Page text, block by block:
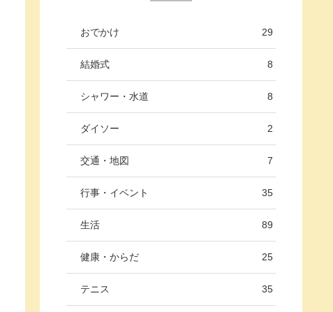
おでかけ 29
結婚式 8
シャワー・水道 8
ダイソー 2
交通・地図 7
行事・イベント 35
生活 89
健康・からだ 25
テニス 35